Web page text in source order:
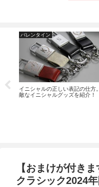
バレンタイン
イニシャルの正しい表記の仕方
敵なイニシャルグッズを紹介！
【おまけが付き
クラシック2024